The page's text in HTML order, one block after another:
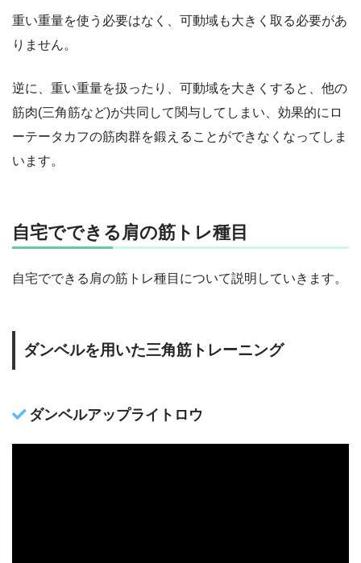
重い重量を使う必要はなく、可動域も大きく取る必要があ
りません。
逆に、重い重量を扱ったり、可動域を大きくすると、他の
筋肉(三角筋など)が共同して関与してしまい、効果的にロ
ーテータカフの筋肉群を鍛えることができなくなってしま
います。
自宅でできる肩の筋トレ種目
自宅でできる肩の筋トレ種目について説明していきます。
ダンベルを用いた三角筋トレーニング
ダンベルアップライトロウ